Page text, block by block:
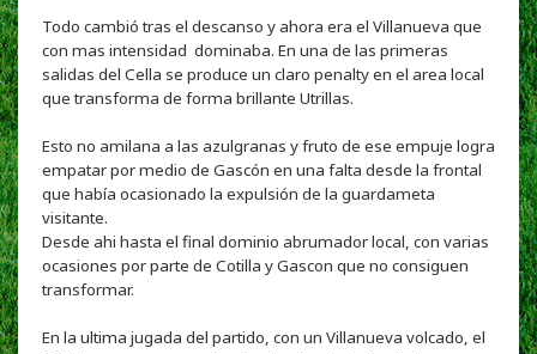
Todo cambió tras el descanso y ahora era el Villanueva que
con mas intensidad dominaba. En una de las primeras
salidas del Cella se produce un claro penalty en el area local
que transforma de forma brillante Utrillas.
Esto no amilana a las azulgranas y fruto de ese empuje logra
empatar por medio de Gascón en una falta desde la frontal
que había ocasionado la expulsión de la guardameta
visitante.
Desde ahi hasta el final dominio abrumador local, con varias
ocasiones por parte de Cotilla y Gascon que no consiguen
transformar.
En la ultima jugada del partido, con un Villanueva volcado, el